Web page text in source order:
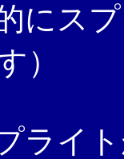
にス
）
ライ